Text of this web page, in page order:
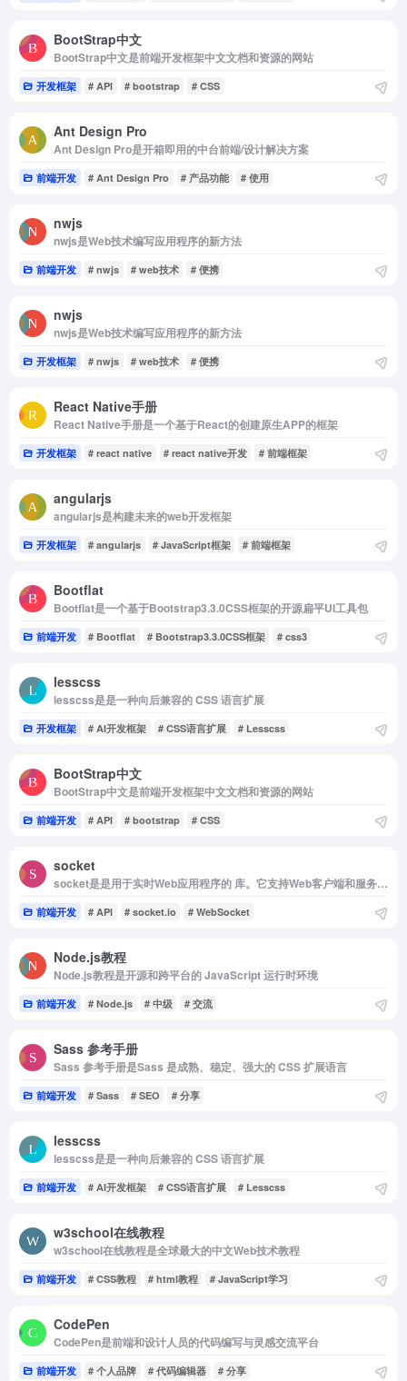
BootStrap中文
BootStrap中文是前端开发框架中文文档和资源的网站
开发框架 # API # bootstrap # CSS
Ant Design Pro
Ant Design Pro是开箱即用的中台前端/设计解决方案
前端开发 # Ant Design Pro # 产品功能 # 使用
nwjs
nwjs是Web技术编写应用程序的新方法
前端开发 # nwjs # web技术 # 便携
nwjs
nwjs是Web技术编写应用程序的新方法
开发框架 # nwjs # web技术 # 便携
React Native手册
React Native手册是一个基于React的创建原生APP的框架
开发框架 # react native # react native开发 # 前端框架
angularjs
angularjs是构建未来的web开发框架
开发框架 # angularjs # JavaScript框架 # 前端框架
Bootflat
Bootflat是一个基于Bootstrap3.3.0CSS框架的开源扁平UI工具包
前端开发 # Bootflat # Bootstrap3.3.0CSS框架 # css3
lesscss
lesscss是是一种向后兼容的 CSS 语言扩展
开发框架 # AI开发框架 # CSS语言扩展 # Lesscss
BootStrap中文
BootStrap中文是前端开发框架中文文档和资源的网站
前端开发 # API # bootstrap # CSS
socket
socket是是用于实时Web应用程序的 库。它支持Web客户端和服务器之间的实时双向通信。
前端开发 # API # socket.io # WebSocket
Node.js教程
Node.js教程是开源和跨平台的 JavaScript 运行时环境
前端开发 # Node.js # 中级 # 交流
Sass 参考手册
Sass 参考手册是Sass 是成熟、稳定、强大的 CSS 扩展语言
前端开发 # Sass # SEO # 分享
lesscss
lesscss是是一种向后兼容的 CSS 语言扩展
前端开发 # AI开发框架 # CSS语言扩展 # Lesscss
w3school在线教程
w3school在线教程是全球最大的中文Web技术教程
前端开发 # CSS教程 # html教程 # JavaScript学习
CodePen
CodePen是前端和设计人员的代码编写与灵感交流平台
前端开发 # 个人品牌 # 代码编辑器 # 分享